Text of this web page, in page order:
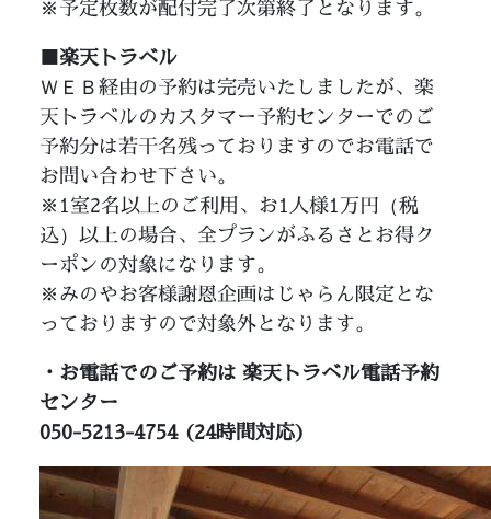
※予定枚数が配付完了次第終了となります。
■楽天トラベル
ＷＥＢ経由の予約は完売いたしましたが、楽
天トラベルのカスタマー予約センターでのご
予約分は若干名残っておりますのでお電話で
お問い合わせ下さい。
※1室2名以上のご利用、お1人様1万円（税
込）以上の場合、全プランがふるさとお得ク
ーポンの対象になります。
※みのやお客様謝恩企画はじゃらん限定とな
っておりますので対象外となります。
・お電話でのご予約は 楽天トラベル電話予約
センター
050-5213-4754 (24時間対応)